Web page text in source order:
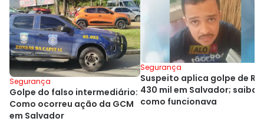
Segurança
Golpe do falso intermediário:
Como ocorreu ação da GCM
em Salvador
Segurança
Suspeito aplica golpe de R$
430 mil em Salvador; saiba
como funcionava